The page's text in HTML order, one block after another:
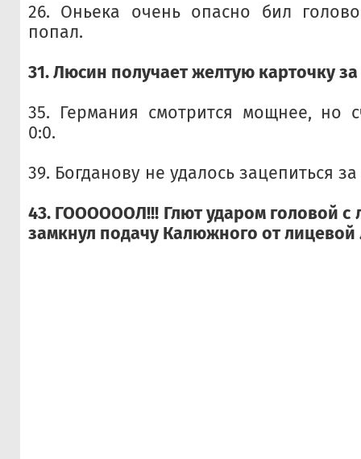
26. Оньека очень опасно бил
попал.
31. Люсин получает желтую карточку
35. Германия смотрится мощнее, но
0:0.
39. Богданову не удалось зацепиться
43. ГООООООЛ!!! Глют ударом головой с
замкнул подачу Калюжного от лицевой